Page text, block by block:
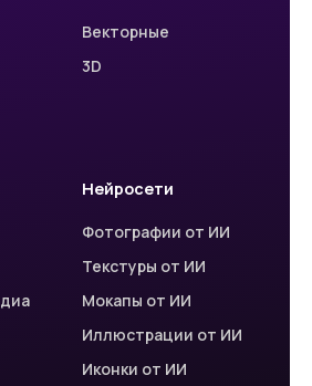
Векторные
3D
Нейросети
Фотографии от ИИ
Текстуры от ИИ
Мокапы от ИИ
Иллюстрации от ИИ
Иконки от ИИ